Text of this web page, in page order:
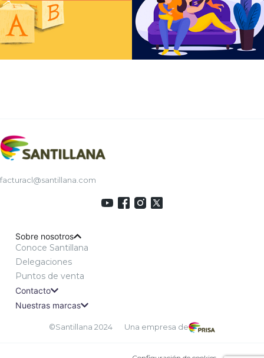
facturacl@santillana.com
Sobre nosotros
Conoce Santillana
Delegaciones
Puntos de venta
Contacto
Nuestras marcas
©Santillana 2024 Una empresa de